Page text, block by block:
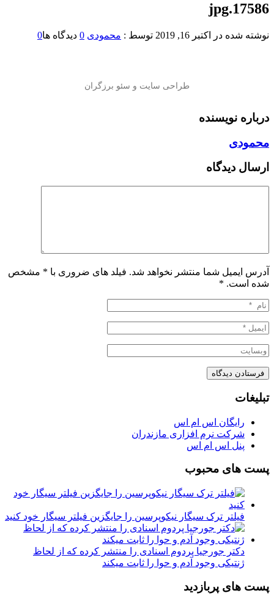
17586.jpg
نوشته شده در اکتبر 16, 2019 توسط : محمودی 0 دیدگاه ها0
درباره نویسنده
محمودی
ارسال دیدگاه
آدرس ایمیل شما منتشر نخواهد شد. فیلد های ضروری با * مشخص
شده است. *
تبلیغات
رایگان اس ام اس
شرکت نرم افزاری مازندران
پنل اس ام اس
پست های محبوب
فیلتر ترک سیگار نیکوپرسین را جایگزین فیلتر سیگار خود کنید
دکتر جورجیا پردوم اسنادی را منتشر کرده که از لحاظ
ژنتیکی وجود آدم و حوا را ثابت میکند
پست های پربازدید